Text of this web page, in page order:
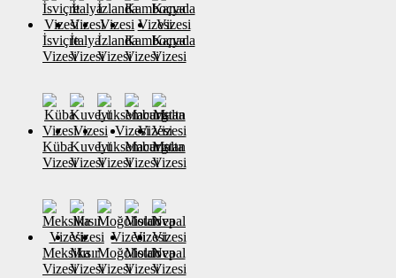
İsviçre
Vizesi
İtalya
Vizesi
İzlanda
Vizesi
Kamboçya
Vizesi
Kanada
Vizesi
Küba
Vizesi
Kuveyt
Vizesi
Lüksemburg
Vizesi
Macaristan
Vizesi
Malta
Vizesi
Meksika
Vizesi
Mısır
Vizesi
Moğolistan
Vizesi
Moldova
Vizesi
Nepal
Vizesi